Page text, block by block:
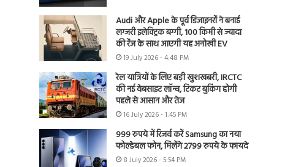
Audi और Apple के पूर्व डिजाइनरों ने बनाई
लग्जरी इलेक्ट्रिक बग्गी, 100 किमी से ज्यादा
की रेंज के साथ आएगी यह अनोखी EV
19 July 2026 - 4:48 PM
रेल यात्रियों के लिए बड़ी खुशखबरी, IRCTC
की नई वेबसाइट लॉन्च, टिकट बुकिंग होगी
पहले से आसान और तेज
16 July 2026 - 1:45 PM
999 रुपये में रिजर्व करें Samsung का नया
फोल्डेबल फोन, मिलेंगे 2799 रुपये के फायदे
8 July 2026 - 5:54 PM